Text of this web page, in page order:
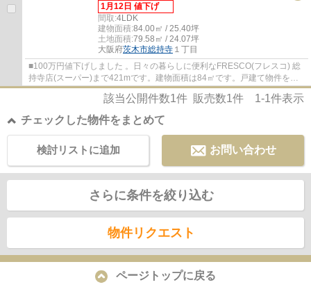
1月12日 値下げ
間取:4LDK
建物面積:84.00㎡ / 25.40坪
土地面積:79.58㎡ / 24.07坪
大阪府茨木市総持寺 １丁目
■100万円値下げしました 。日々の暮らしに便利なFRESCO(フレスコ) 総
持寺店(スーパー)まで421mです。建物面積は84㎡です。戸建て物件をお
探しの方は、便利な価格からなる中古物件はい...
該当公開件数1件 販売数1件 1-1件表示
チェックした物件をまとめて
お問い合わせ
検討リストに追加
さらに条件を絞り込む
物件リクエスト
ページトップに戻る